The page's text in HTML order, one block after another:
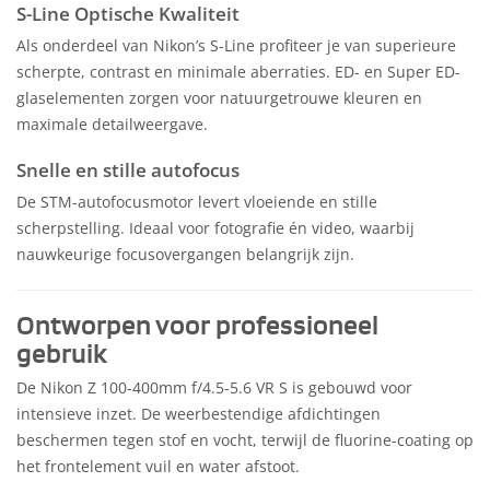
S-Line Optische Kwaliteit
Als onderdeel van Nikon’s S-Line profiteer je van superieure
scherpte, contrast en minimale aberraties. ED- en Super ED-
glaselementen zorgen voor natuurgetrouwe kleuren en
maximale detailweergave.
Snelle en stille autofocus
De STM-autofocusmotor levert vloeiende en stille
scherpstelling. Ideaal voor fotografie én video, waarbij
nauwkeurige focusovergangen belangrijk zijn.
Ontworpen voor professioneel
gebruik
De Nikon Z 100-400mm f/4.5-5.6 VR S is gebouwd voor
intensieve inzet. De weerbestendige afdichtingen
beschermen tegen stof en vocht, terwijl de fluorine-coating op
het frontelement vuil en water afstoot.